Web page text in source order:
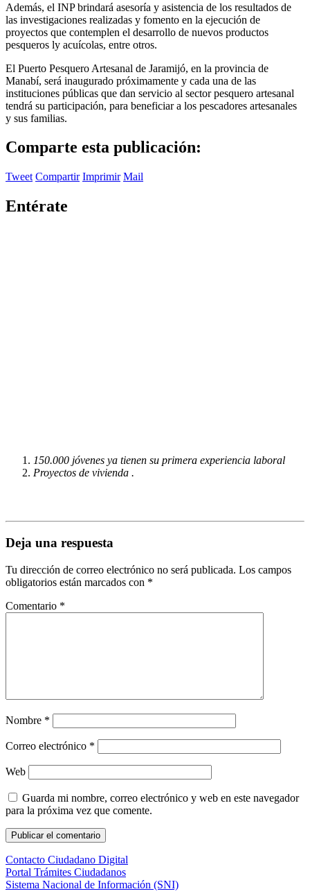
Además, el INP brindará asesoría y asistencia de los resultados de
las investigaciones realizadas y fomento en la ejecución de
proyectos que contemplen el desarrollo de nuevos productos
pesqueros ly acuícolas, entre otros.
El Puerto Pesquero Artesanal de Jaramijó, en la provincia de
Manabí, será inaugurado próximamente y cada una de las
instituciones públicas que dan servicio al sector pesquero artesanal
tendrá su participación, para beneficiar a los pescadores artesanales
y sus familias.
Comparte esta publicación:
Tweet Compartir Imprimir Mail
Entérate
150.000 jóvenes ya tienen su primera experiencia laboral
Proyectos de vivienda .
Deja una respuesta
Tu dirección de correo electrónico no será publicada. Los campos
obligatorios están marcados con *
Comentario *
Nombre *
Correo electrónico *
Web
Guarda mi nombre, correo electrónico y web en este navegador
para la próxima vez que comente.
Contacto Ciudadano Digital
Portal Trámites Ciudadanos
Sistema Nacional de Información (SNI)